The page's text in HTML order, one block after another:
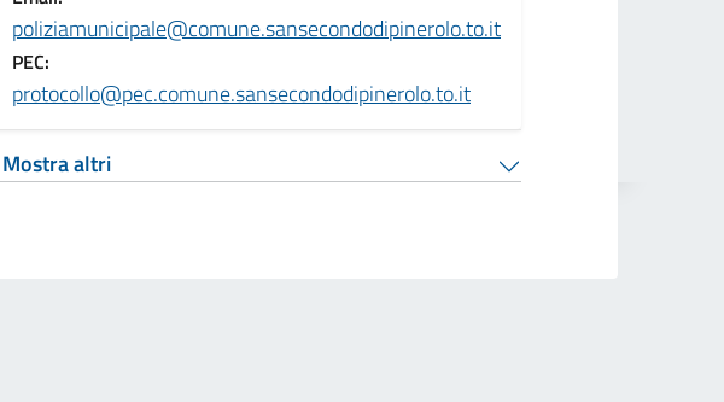
poliziamunicipale@comune.sansecondodipinerolo.to.it
PEC:
protocollo@pec.comune.sansecondodipinerolo.to.it
Mostra altri